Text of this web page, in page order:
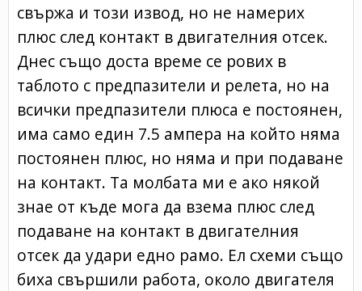
свържа и този извод, но не намерих
плюс след контакт в двигателния отсек.
Днес също доста време се рових в
таблото с предпазители и релета, но на
всички предпазители плюса е постоянен,
има само един 7.5 ампера на който няма
постоянен плюс, но няма и при подаване
на контакт. Та молбата ми е ако някой
знае от къде мога да взема плюс след
подаване на контакт в двигателния
отсек да удари едно рамо. Ел схеми също
биха свършили работа, около двигателя